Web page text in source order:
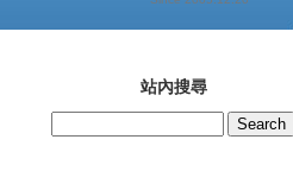
站內搜尋